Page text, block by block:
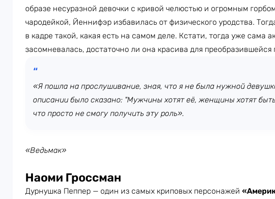
образе несуразной девочки с кривой челюстью и огромным
чародейкой, Йеннифэр избавилась от физического уродства.
в кадре такой, какая есть на самом деле. Кстати, тогда уже сама
засомневалась, достаточно ли она красива для
«Я пошла на прослушивание, зная, что я не была нужной
описании было сказано: "Мужчины хотят её, женщины хотят
что просто не смогу получить эту роль».
«Ведьмак»
Наоми Гроссман
Дурнушка Пеппер — один из самых криповых персонажей